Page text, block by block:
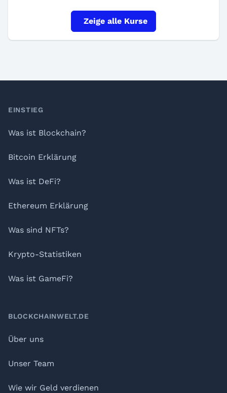
Zeige alle Kurse
Footer
EINSTIEG
Was ist Blockchain?
Bitcoin Erklärung
Was ist DeFi?
Ethereum Erklärung
Was sind NFTs?
Krypto-Statistiken
Was ist GameFi?
BLOCKCHAINWELT.DE
Über uns
Unser Team
Wie wir Geld verdienen